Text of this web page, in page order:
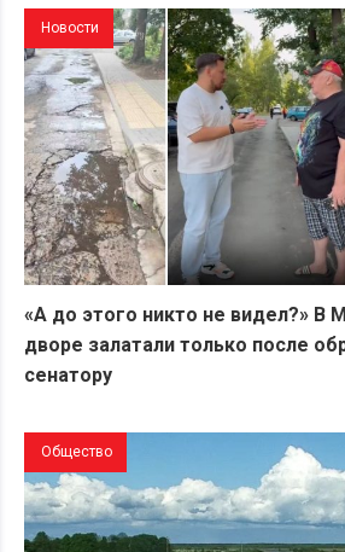
Новости
«А до этого никто не видел?» В
дворе залатали только после
сенатору
Общество